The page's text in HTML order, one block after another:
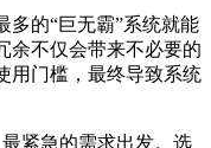
多的“巨无霸”系统就能
余不仅会带来不必要的
用门槛，最终导致系统
紧急的需求出发。选